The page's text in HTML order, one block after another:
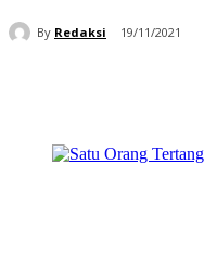
By Redaksi 19/11/2021